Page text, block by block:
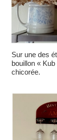
Sur une des
bouillon «
chicorée.